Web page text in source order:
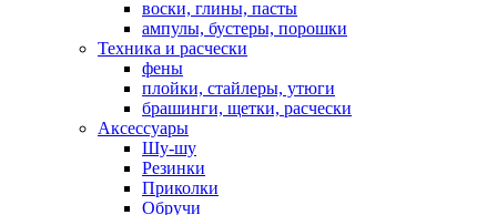
воски, глины, пасты
ампулы, бустеры, порошки
Техника и расчески
фены
плойки, стайлеры, утюги
брашинги, щетки, расчески
Аксессуары
Шу-шу
Резинки
Приколки
Обручи